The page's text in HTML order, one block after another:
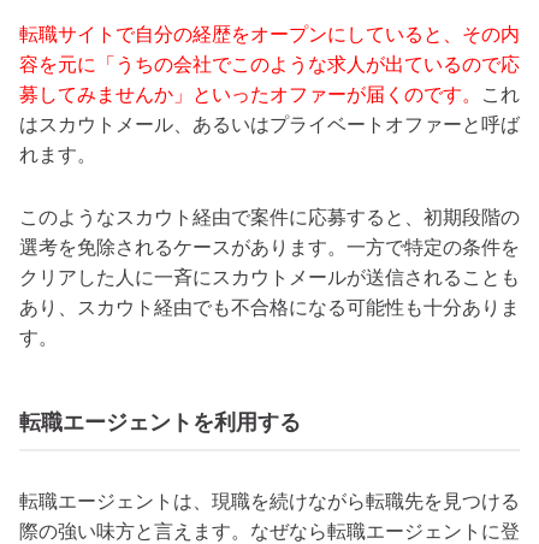
転職サイトで自分の経歴をオープンにしていると、その内
容を元に「うちの会社でこのような求人が出ているので応
募してみませんか」といったオファーが届くのです。
これ
はスカウトメール、あるいはプライベートオファーと呼ば
れます。
このようなスカウト経由で案件に応募すると、初期段階の
選考を免除されるケースがあります。一方で特定の条件を
クリアした人に一斉にスカウトメールが送信されることも
あり、スカウト経由でも不合格になる可能性も十分ありま
す。
転職エージェントを利用する
転職エージェントは、現職を続けながら転職先を見つける
際の強い味方と言えます。なぜなら転職エージェントに登